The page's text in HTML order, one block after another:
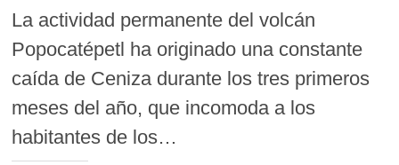
La actividad permanente del volcán
Popocatépetl ha originado una constante
caída de Ceniza durante los tres primeros
meses del año, que incomoda a los
habitantes de los…